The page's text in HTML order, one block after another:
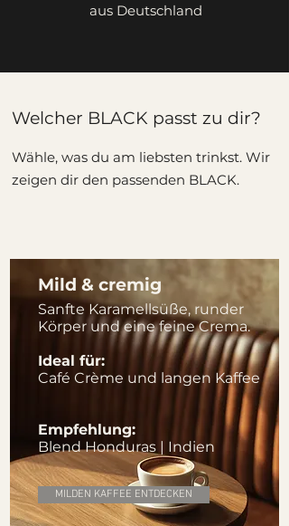
aus Deutschland
Welcher BLACK passt zu dir?
Wähle, was du am liebsten trinkst. Wir
zeigen dir den passenden BLACK.
Mild & cremig
Sanfte Karamellsüße, runder
Körper und eine feine Crema.
Ideal für:
Café Crème und langen Kaffee
Empfehlung:
Blend Honduras | Indien
MILDEN KAFFEE ENTDECKEN